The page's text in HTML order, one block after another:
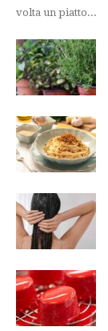
volta un piatto...